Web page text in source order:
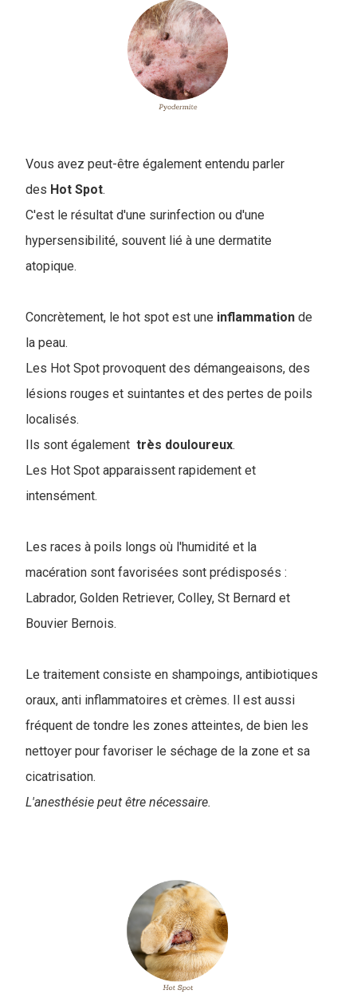
Vous avez peut-être également entendu parler
des Hot Spot.
C'est le résultat d'une surinfection ou d'une
hypersensibilité, souvent lié à une dermatite
atopique.
Concrètement, le hot spot est une inflammation de
la peau.
Les Hot Spot provoquent des démangeaisons, des
lésions rouges et suintantes et des pertes de poils
localisés.
Ils sont également très douloureux.
Les Hot Spot apparaissent rapidement et
intensément.
Les races à poils longs où l'humidité et la
macération sont favorisées sont prédisposés :
Labrador, Golden Retriever, Colley, St Bernard et
Bouvier Bernois.
Le traitement consiste en shampoings, antibiotiques
oraux, anti inflammatoires et crèmes. Il est aussi
fréquent de tondre les zones atteintes, de bien les
nettoyer pour favoriser le séchage de la zone et sa
cicatrisation.
L'anesthésie peut être nécessaire.